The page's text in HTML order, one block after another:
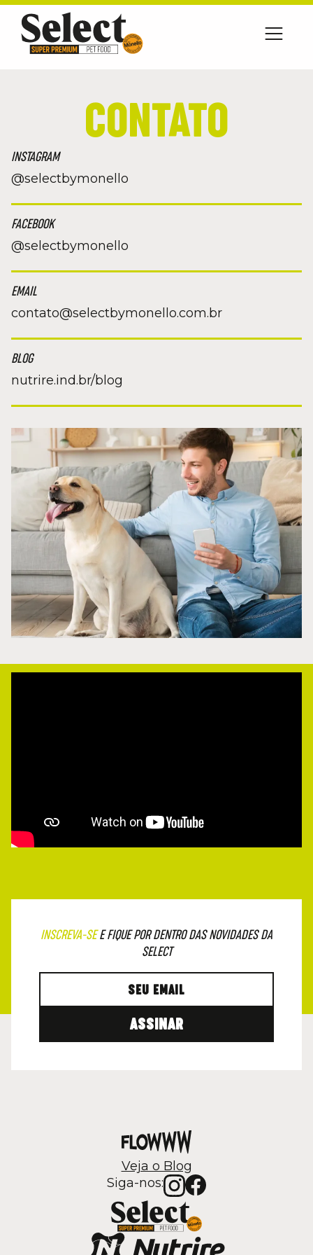
CONTATO
INSTAGRAM
@selectbymonello
FACEBOOK
@selectbymonello
EMAIL
contato@selectbymonello.com.br
BLOG
nutrire.ind.br/blog
INSCREVA-SEE FIQUE POR DENTRO DAS NOVIDADES DA
SELECT
ASSINAR
Siga-nos:
Veja o Blog